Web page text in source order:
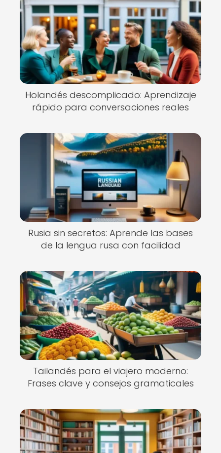
Holandés descomplicado: Aprendizaje
rápido para conversaciones reales
Rusia sin secretos: Aprende las bases
de la lengua rusa con facilidad
Tailandés para el viajero moderno:
Frases clave y consejos gramaticales